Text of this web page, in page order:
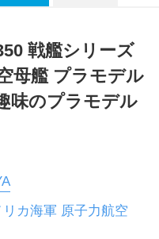
戦艦シリーズ
母艦 プラモデル
味のプラモデル
カ海軍 原子力航空